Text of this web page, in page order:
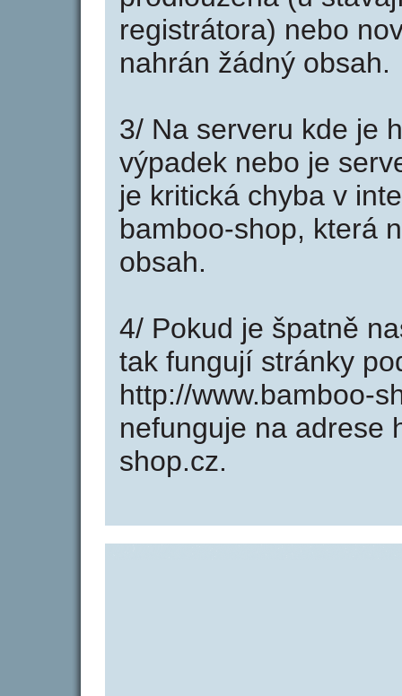
registrátora) nebo
nahrán žádný obsah.
3/ Na serveru kde je
výpadek nebo je
je kritická chyba v
bamboo-shop, která
obsah.
4/ Pokud je špatně
tak fungují stránky
http://www.bamboo-
nefunguje na adrese
shop.cz.